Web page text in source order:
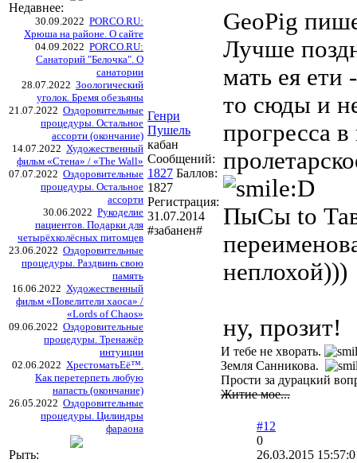
Недавнее:
30.09.2022 PORCO.RU:
Хрюша на районе. О сайте
04.09.2022 PORCO.RU:
Санаторий "Белочка". О
санатории
28.07.2022 Зоологический
уголок. Бремя обезьяны
21.07.2022 Оздоровительные
процедуры. Остальное
ассорти (окончание)
14.07.2022 Художественный
фильм «Стена» / «The Wall»
07.07.2022 Оздоровительные
процедуры. Остальное
ассорти
30.06.2022 Рукоделие
пациентов. Подарки для
четырёхколёсных питомцев
23.06.2022 Оздоровительные
процедуры. Раздвинь свою
память
16.06.2022 Художественный
фильм «Повелители хаоса» /
«Lords of Chaos»
09.06.2022 Оздоровительные
процедуры. Тренажёр
интуиции
02.06.2022 ХрестоматьЕё™.
Как перетерпеть любую
напасть (окончание)
26.05.2022 Оздоровительные
процедуры. Цилиндры
фараона
Рыть:
Генри
Пушель
кабан
Сообщений:
1827 Баллов:
1827
Регистрация:
31.07.2014
#забанен#
GeoPig
Лучше
мать ея ети
то сюды и
прогресса
ПыСы to
неплохой)))
ну, прозит!
И тебе не хворать.
Земля Санникова.
Прости за дурацкий
Житие мое...
#12
0
26.03.2015